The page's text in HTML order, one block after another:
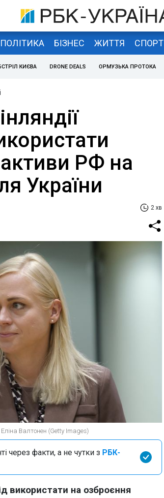
ПОЛІТИКА БІЗНЕС ЖИТТЯ СПОРТ
КИЄВА DRONE DEALS ОРМУЗЬКА ПРОТОКА
РФ на
України
2 хв
Еліна Валтонен (Getty Images)
через факти, а не чутки з РБК-
використати на озброєння